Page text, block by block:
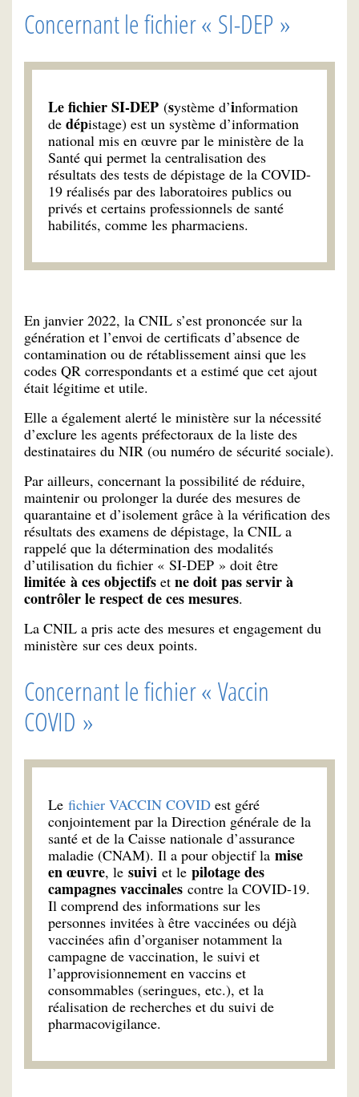
Concernant le fichier « SI-DEP »
Le fichier SI-DEP (système d’information
de dépistage) est un système d’information
national mis en œuvre par le ministère de la
Santé qui permet la centralisation des
résultats des tests de dépistage de la COVID-
19 réalisés par des laboratoires publics ou
privés et certains professionnels de santé
habilités, comme les pharmaciens.
En janvier 2022, la CNIL s’est prononcée sur la
génération et l’envoi de certificats d’absence de
contamination ou de rétablissement ainsi que les
codes QR correspondants et a estimé que cet ajout
était légitime et utile.
Elle a également alerté le ministère sur la nécessité
d’exclure les agents préfectoraux de la liste des
destinataires du NIR (ou numéro de sécurité sociale).
Par ailleurs, concernant la possibilité de réduire,
maintenir ou prolonger la durée des mesures de
quarantaine et d’isolement grâce à la vérification des
résultats des examens de dépistage, la CNIL a
rappelé que la détermination des modalités
d’utilisation du fichier « SI-DEP » doit être
limitée à ces objectifs et ne doit pas servir à
contrôler le respect de ces mesures.
La CNIL a pris acte des mesures et engagement du
ministère sur ces deux points.
Concernant le fichier « Vaccin
COVID »
Le fichier VACCIN COVID est géré
conjointement par la Direction générale de la
santé et de la Caisse nationale d’assurance
maladie (CNAM). Il a pour objectif la mise
en œuvre, le suivi et le pilotage des
campagnes vaccinales contre la COVID-19.
Il comprend des informations sur les
personnes invitées à être vaccinées ou déjà
vaccinées afin d’organiser notamment la
campagne de vaccination, le suivi et
l’approvisionnement en vaccins et
consommables (seringues, etc.), et la
réalisation de recherches et du suivi de
pharmacovigilance.